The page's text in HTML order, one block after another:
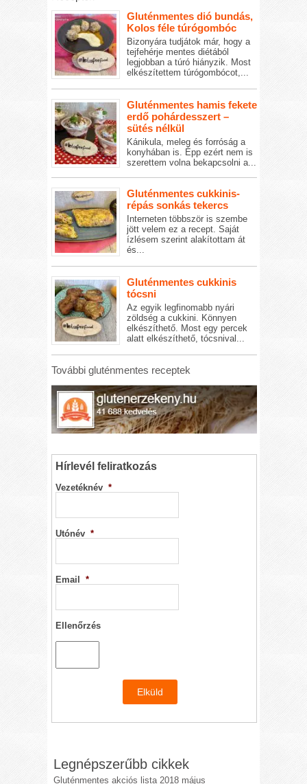
Gluténmentes dió bundás,
Kolos féle túrógombóc
Bizonyára tudjátok már, hogy a
tejfehérje mentes diétából
legjobban a túró hiányzik. Most
elkészítettem túrógombócot,...
Gluténmentes hamis fekete
erdő pohárdesszert –
sütés nélkül
Kánikula, meleg és forróság a
konyhában is. Épp ezért nem is
szerettem volna bekapcsolni a...
Gluténmentes cukkinis-
répás sonkás tekercs
Interneten többször is szembe
jött velem ez a recept. Saját
ízlésem szerint alakítottam át
és...
Gluténmentes cukkinis
tócsni
Az egyik legfinomabb nyári
zöldség a cukkini. Könnyen
elkészíthető. Most egy percek
alatt elkészíthető, tócsnival...
További gluténmentes receptek
Hírlevél feliratkozás
Vezetéknév *
Utónév *
Email *
Ellenőrzés
Legnépszerűbb cikkek
Gluténmentes akciós lista 2018 május